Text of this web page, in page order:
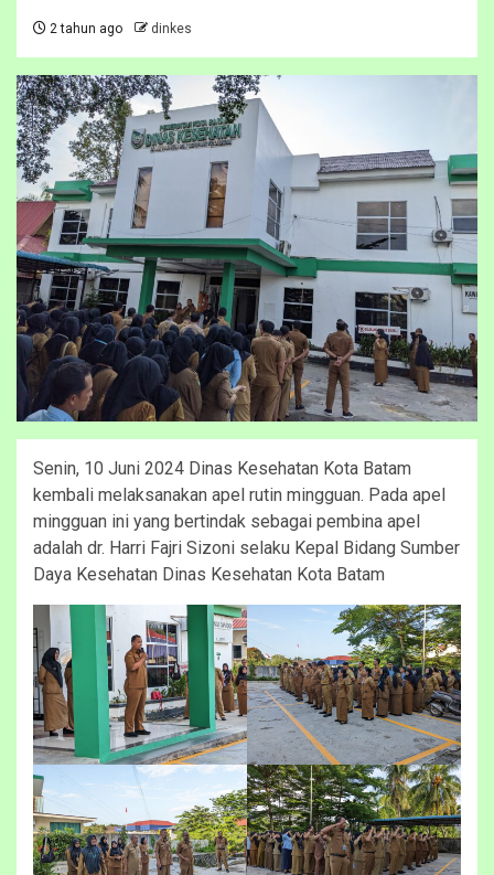
2 tahun ago dinkes
Senin, 10 Juni 2024 Dinas Kesehatan Kota Batam
kembali melaksanakan apel rutin mingguan. Pada apel
mingguan ini yang bertindak sebagai pembina apel
adalah dr. Harri Fajri Sizoni selaku Kepal Bidang Sumber
Daya Kesehatan Dinas Kesehatan Kota Batam